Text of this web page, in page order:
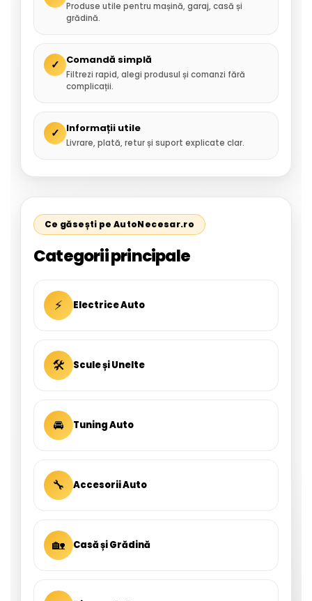
Produse utile pentru mașină, garaj, casă și
grădină.
✓ Comandă simplă
Filtrezi rapid, alegi produsul și comanzi fără
complicații.
✓ Informații utile
Livrare, plată, retur și suport explicate clar.
Ce găsești pe AutoNecesar.ro
Categorii principale
⚡ Electrice Auto
🛠 Scule și Unelte
🚘 Tuning Auto
🔧 Accesorii Auto
🏡 Casă și Grădină